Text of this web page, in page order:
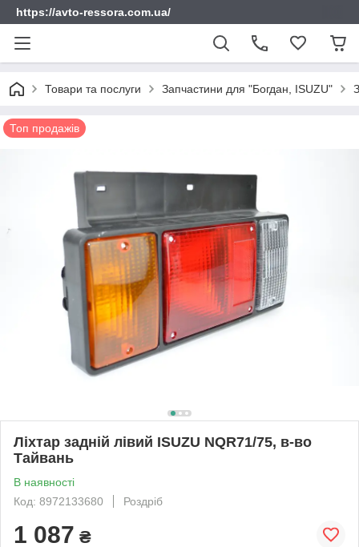
https://avto-ressora.com.ua/
Товари та послуги Запчастини для "Богдан, ISUZU"
Топ продажів
Ліхтар задній лівий ISUZU NQR71/75, в-во
Тайвань
В наявності
Код: 8972133680
Роздріб
1 087 ₴